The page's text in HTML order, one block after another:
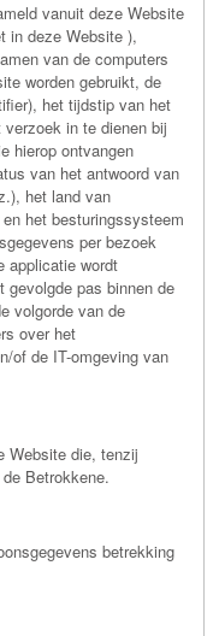
vanuit deze Website
in deze Website ),
van de computers
worden gebruikt, de
het tijdstip van het
in te dienen bij
hierop ontvangen
van het antwoord van
het land van
het besturingssysteem
per bezoek
applicatie wordt
gevolgde pas binnen de
volgorde van de
over het
of de IT-omgeving van
Website die, tenzij
Betrokkene.
betrekking